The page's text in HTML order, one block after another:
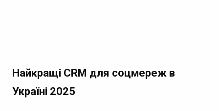
Найкращі CRM для соцмереж в
Україні 2025